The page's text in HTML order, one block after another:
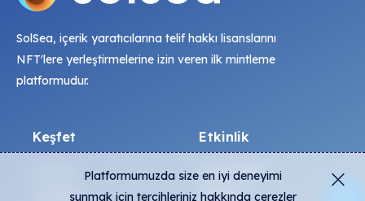
SolSea, içerik yaratıcılarına telif hakkı lisanslarını
NFT'lere yerleştirmelerine izin veren ilk mintleme
platformudur.
Keşfet
Üreticiler
Etkinlik
Canlı Mintler
Etkinlik
Platformumuzda size en iyi deneyimi
sunmak için tercihleriniz hakkında çerezler